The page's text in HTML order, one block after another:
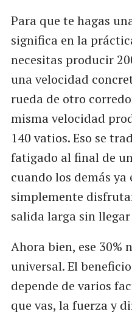
Para que te hagas
significa en la
necesitas producir
una velocidad
rueda de otro
misma velocidad
140 vatios. Eso se
fatigado al final de
cuando los demás
simplemente
salida larga sin
Ahora bien, ese 30%
universal. El
depende de varios
que vas, la fuerza y